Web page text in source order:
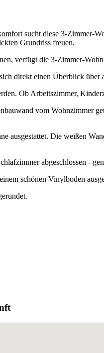
sucht diese 3-Zimmer-
Grundriss freuen.
verfügt die 3-Zimmer-
direkt einen Überblick über
Ob Arbeitszimmer,
vom Wohnzimmer
ausgestattet. Die weißen
abgeschlossen -
schönen Vinylboden